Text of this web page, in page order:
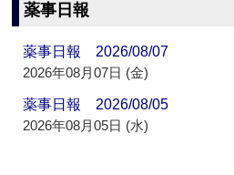
薬事日報
薬事日報 2026/08/07
2026年08月07日 (金)
薬事日報 2026/08/05
2026年08月05日 (水)